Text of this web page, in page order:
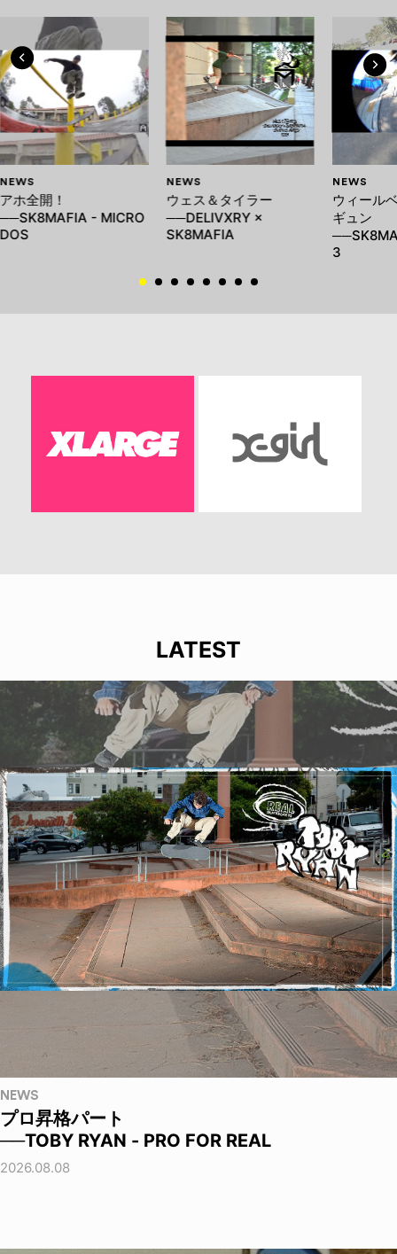
NEWS
アホ全開！
──SK8MAFIA - MICRO
DOS
NEWS
ウェス＆タイラー
──DELIVXRY ×
SK8MAFIA
NEWS
ウィール
ギュン
3
LATEST
NEWS
プロ昇格パート
──TOBY RYAN - PRO FOR REAL
2026.08.08